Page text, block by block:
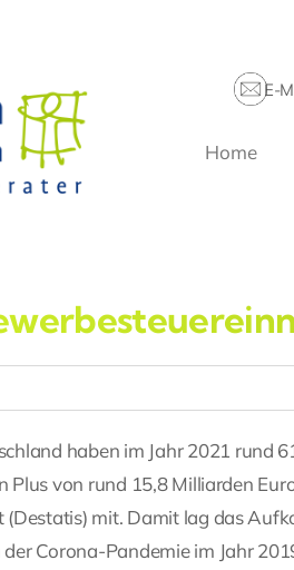
E-
Home
haben im Jahr 2021 rund
Plus von rund 15,8 Milliarden
mit. Damit lag das
Corona-Pandemie im Jahr